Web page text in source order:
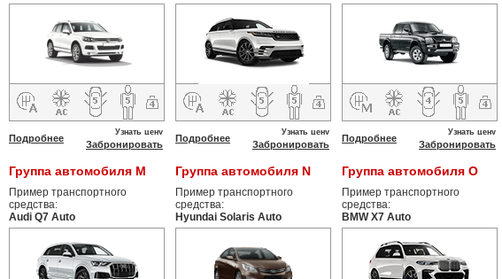
Подробнее
Узнать цену
Забронировать
Подробнее
Узнать цену
Забронировать
Подробнее
Узнать цену
Забронировать
Группа автомобиля M
Пример транспортного
средства:
Audi Q7 Auto
Группа автомобиля N
Пример транспортного
средства:
Hyundai Solaris Auto
Группа автомобиля O
Пример транспортного
средства:
BMW X7 Auto